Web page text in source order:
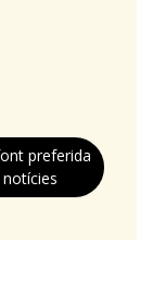
preferida